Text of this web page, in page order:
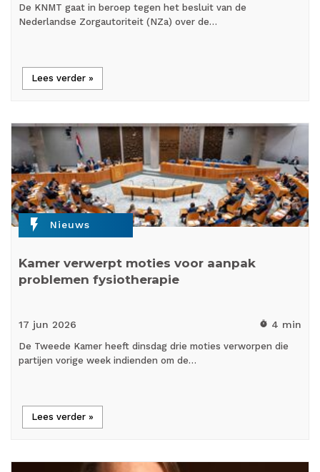
De KNMT gaat in beroep tegen het besluit van de
Nederlandse Zorgautoriteit (NZa) over de…
Lees verder »
flash_on Nieuws
Kamer verwerpt moties voor aanpak
problemen fysiotherapie
17 jun 2026 timer 4 min
De Tweede Kamer heeft dinsdag drie moties verworpen die
partijen vorige week indienden om de…
Lees verder »